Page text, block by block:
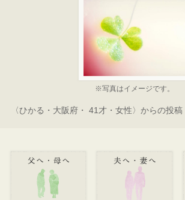
※写真はイメージです。
〈ひかる・大阪府・ 41才・女性〉からの投稿